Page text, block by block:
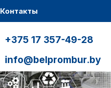
Контакты
+375 17 357-49-28
info@belprombur.by